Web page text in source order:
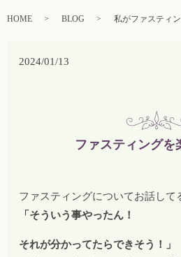
HOME BLOG 私がファスティ
2024/01/13
ファスティングを
ファスティングについてお話して
「そういう事やったん！
それが分かってたらできそう！」